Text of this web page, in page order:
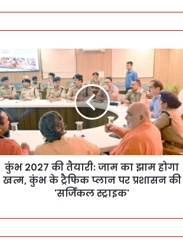
कुंभ 2027 की तैयारी: जाम का झाम होगा
खत्म, कुंभ के ट्रैफिक प्लान पर प्रशासन की
'सर्जिकल स्ट्राइक'